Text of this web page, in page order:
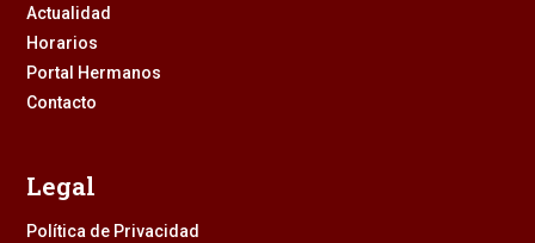
Actualidad
Horarios
Portal Hermanos
Contacto
Legal
Política de Privacidad